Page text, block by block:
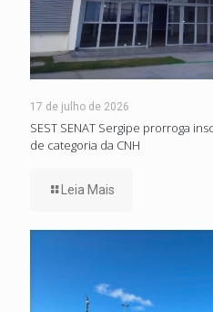
17 de julho de 2026
SEST SENAT Sergipe prorroga
de categoria da CNH
Leia Mais